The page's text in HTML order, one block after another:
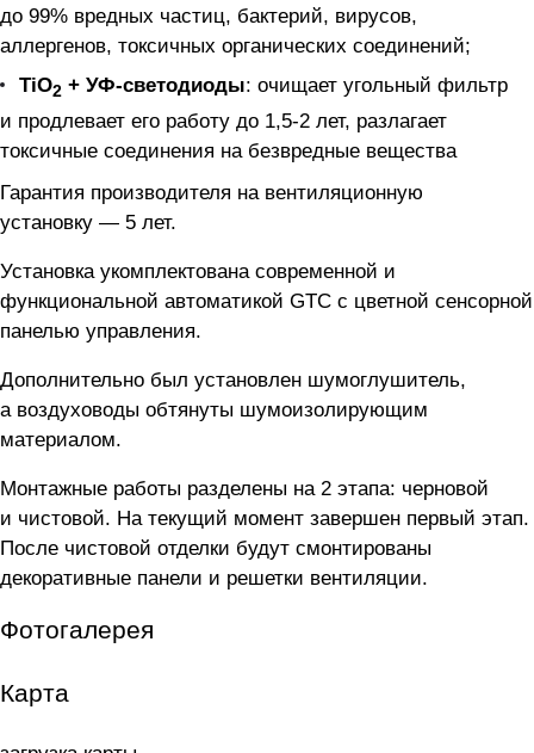
до 99% вредных частиц, бактерий, вирусов,
аллергенов, токсичных органических соединений;
TiO2 + УФ-светодиоды: очищает угольный фильтр
и продлевает его работу до 1,5-2 лет, разлагает
токсичные соединения на безвредные вещества
Гарантия производителя на вентиляционную
установку — 5 лет.
Установка укомплектована современной и
функциональной автоматикой GTC с цветной сенсорной
панелью управления.
Дополнительно был установлен шумоглушитель,
а воздуховоды обтянуты шумоизолирующим
материалом.
Монтажные работы разделены на 2 этапа: черновой
и чистовой. На текущий момент завершен первый этап.
После чистовой отделки будут смонтированы
декоративные панели и решетки вентиляции.
Фотогалерея
Карта